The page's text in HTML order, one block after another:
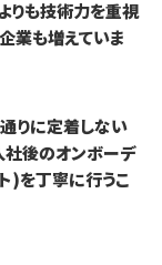
りも技術力を重視
業も増えていま
りに定着しない
社後のオンボーデ
)を丁寧に行うこ